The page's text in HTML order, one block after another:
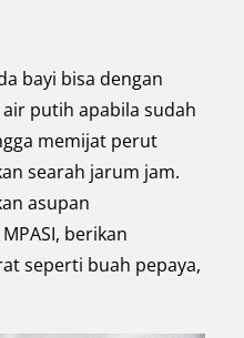
bayi bisa dengan
putih apabila sudah
memijat perut
searah jarum jam.
asupan
berikan
seperti buah pepaya,